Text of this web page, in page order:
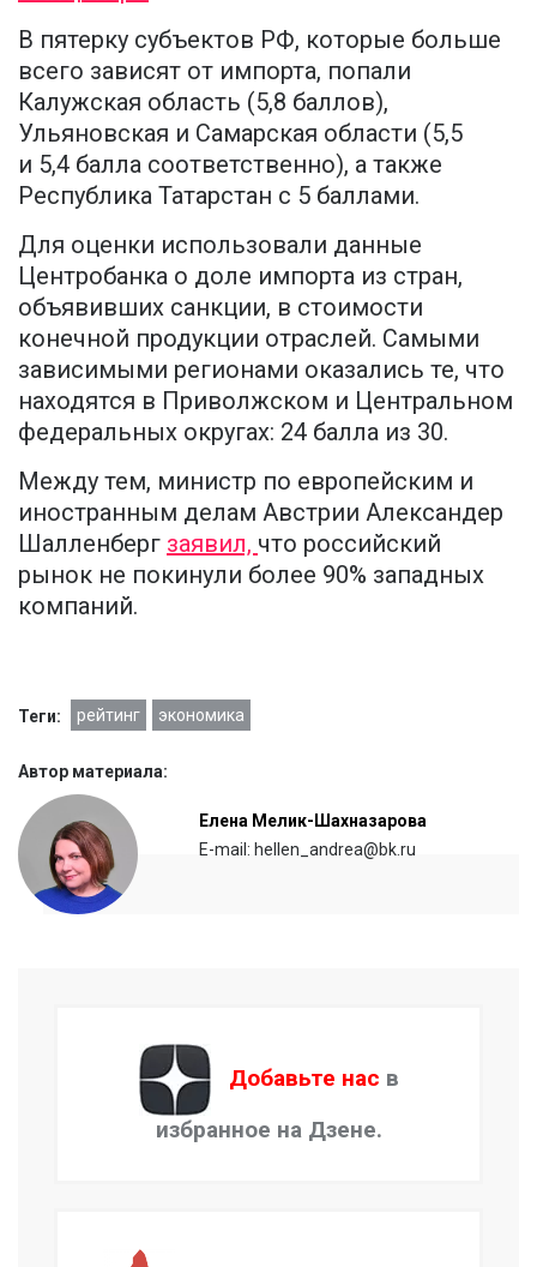
В пятерку субъектов РФ, которые больше
всего зависят от импорта, попали
Калужская область (5,8 баллов),
Ульяновская и Самарская области (5,5
и 5,4 балла соответственно), а также
Республика Татарстан с 5 баллами.
Для оценки использовали данные
Центробанка о доле импорта из стран,
объявивших санкции, в стоимости
конечной продукции отраслей. Самыми
зависимыми регионами оказались те, что
находятся в Приволжском и Центральном
федеральных округах: 24 балла из 30.
Между тем, министр по европейским и
иностранным делам Австрии Александер
Шалленберг заявил, что российский
рынок не покинули более 90% западных
компаний.
Теги: рейтинг экономика
Автор материала:
Елена Мелик-Шахназарова
E-mail: hellen_andrea@bk.ru
Добавьте нас в
избранное на Дзене.